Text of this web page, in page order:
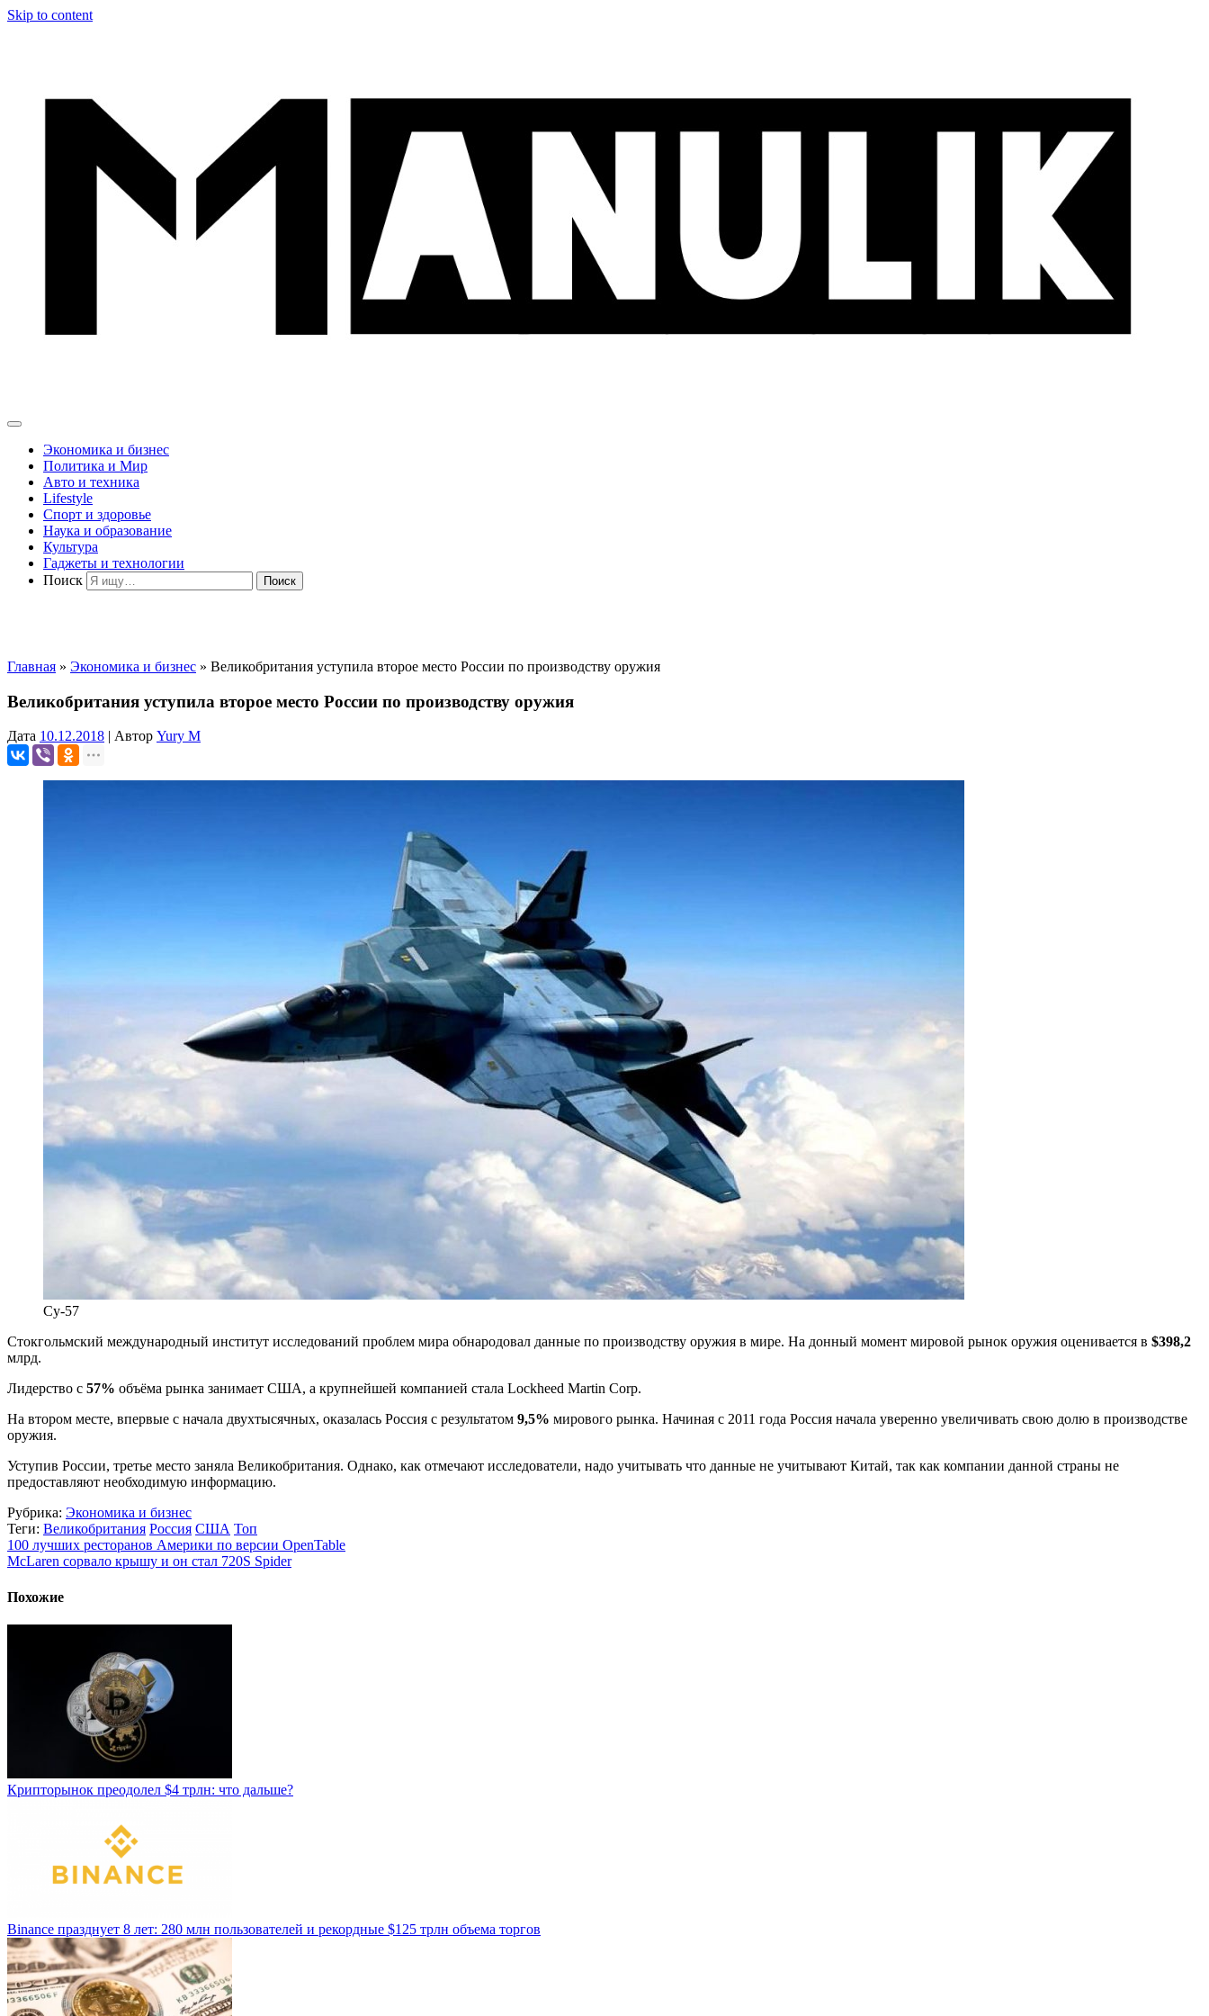
Skip to content
Экономика и бизнес
Политика и Мир
Авто и техника
Lifestyle
Спорт и здоровье
Наука и образование
Культура
Гаджеты и технологии
Поиск
Главная » Экономика и бизнес » Великобритания уступила второе место России по производству оружия
Великобритания уступила второе место России по производству оружия
Дата 10.12.2018 | Автор Yury M
Су-57
Стокгольмский международный институт исследований проблем мира обнародовал данные по производству оружия в мире. На донный момент мировой рынок оружия оценивается в $398,2
млрд.
Лидерство с 57% объёма рынка занимает США, а крупнейшей компанией стала Lockheed Martin Corp.
На втором месте, впервые с начала двухтысячных, оказалась Россия с результатом 9,5% мирового рынка. Начиная с 2011 года Россия начала уверенно увеличивать свою долю в производстве
оружия.
Уступив России, третье место заняла Великобритания. Однако, как отмечают исследователи, надо учитывать что данные не учитывают Китай, так как компании данной страны не
предоставляют необходимую информацию.
Рубрика: Экономика и бизнес
Теги: Великобритания Россия США Топ
100 лучших ресторанов Америки по версии OpenTable
McLaren сорвало крышу и он стал 720S Spider
Похожие
Крипторынок преодолел $4 трлн: что дальше?
Binance празднует 8 лет: 280 млн пользователей и рекордные $125 трлн объема торгов